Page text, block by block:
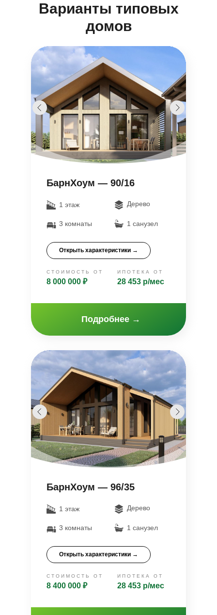
Варианты типовых
домов
Подробнее →
БарнХоум — 90/16
Открыть характеристики →
1 этаж Дерево
3 комнаты 1 санузел
СТОИМОСТЬ ОТ
8 000 000 ₽
ИПОТЕКА ОТ
28 453 р/мес
БарнХоум — 96/35
Открыть характеристики →
1 этаж Дерево
3 комнаты 1 санузел
СТОИМОСТЬ ОТ
8 400 000 ₽
ИПОТЕКА ОТ
28 453 р/мес